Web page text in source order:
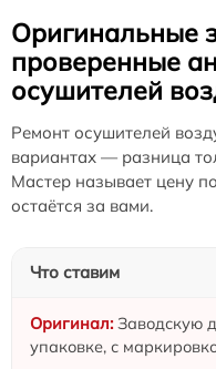
Оригинальные
проверенные
осушителей
Ремонт осушителей
вариантах — разница
Мастер называет цену
остаётся за вами.
Что ставим
Заводскую
упаковке, с